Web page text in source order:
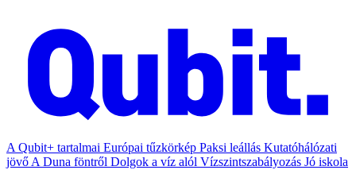
A Qubit+ tartalmai Európai tűzkörkép Paksi leállás Kutatóhálózati
jövő A Duna föntről Dolgok a víz alól Vízszintszabályozás Jó iskola